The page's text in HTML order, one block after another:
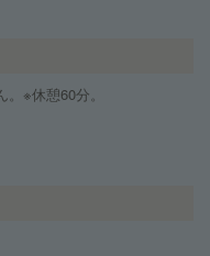
※休憩60分。